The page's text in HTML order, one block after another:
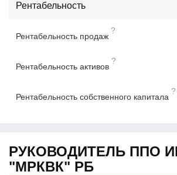
Рентабельность
Рентабельность продаж
?
Рентабельность активов
?
Рентабельность собственного капитала
?
РУКОВОДИТЕЛЬ ППО
"МРКВК" РБ